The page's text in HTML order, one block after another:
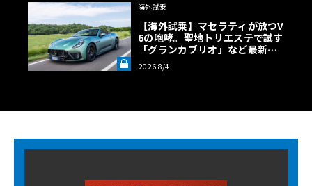
海外試乗
【海外試乗】マセラティが放つV
6の咆哮。聖地トリエステで試す
「グランカブリオ」など最新ト
ロフェオ3台の官能評価《LE VO
LANT LAB》
2026 8/4